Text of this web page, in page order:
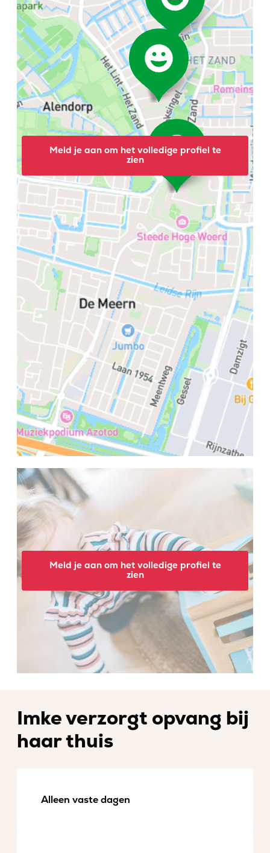
Meld je aan om het volledige profiel te
zien
Meld je aan om het volledige profiel te
zien
Imke verzorgt opvang bij
haar thuis
Alleen vaste dagen